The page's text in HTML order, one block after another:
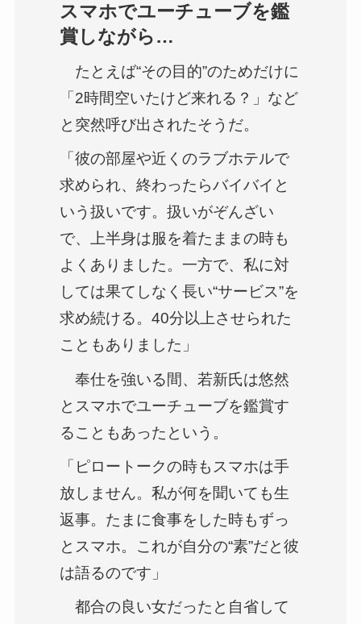
スマホでユーチューブを鑑
賞しながら…
たとえば“その目的”のためだけに
「2時間空いたけど来れる？」など
と突然呼び出されたそうだ。
「彼の部屋や近くのラブホテルで
求められ、終わったらバイバイと
いう扱いです。扱いがぞんざい
で、上半身は服を着たままの時も
よくありました。一方で、私に対
しては果てしなく長い“サービス”を
求め続ける。40分以上させられた
こともありました」
奉仕を強いる間、若新氏は悠然
とスマホでユーチューブを鑑賞す
ることもあったという。
「ピロートークの時もスマホは手
放しません。私が何を聞いても生
返事。たまに食事をした時もずっ
とスマホ。これが自分の“素”だと彼
は語るのです」
都合の良い女だったと自省して